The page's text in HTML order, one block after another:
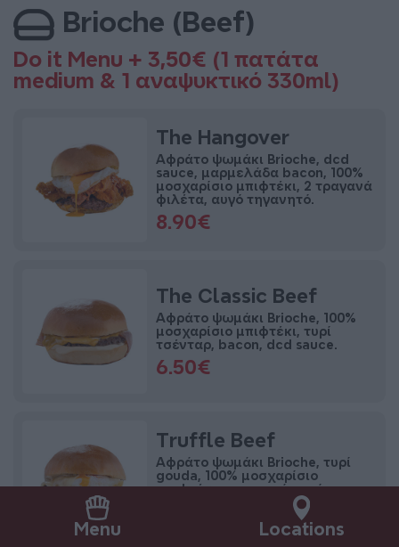
Brioche (Beef)
Do it Menu + 3,50€ (1 πατάτα
medium & 1 αναψυκτικό 330ml)
The Hangover
Αφράτο ψωμάκι Brioche, dcd
sauce, μαρμελάδα bacon, 100%
μοσχαρίσιο μπιφτέκι, 2 τραγανά
φιλέτα, αυγό τηγανητό.
8.90€
The Classic Beef
Αφράτο ψωμάκι Brioche, 100%
μοσχαρίσιο μπιφτέκι, τυρί
τσένταρ, bacon, dcd sauce.
6.50€
Truffle Beef
Αφράτο ψωμάκι Brioche, τυρί
gouda, 100% μοσχαρίσιο
μπιφτέκι, τηγανητό αυγό,
iceberg, truffle mayo sauce.
Menu Locations